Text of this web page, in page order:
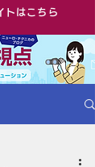
トはこちら